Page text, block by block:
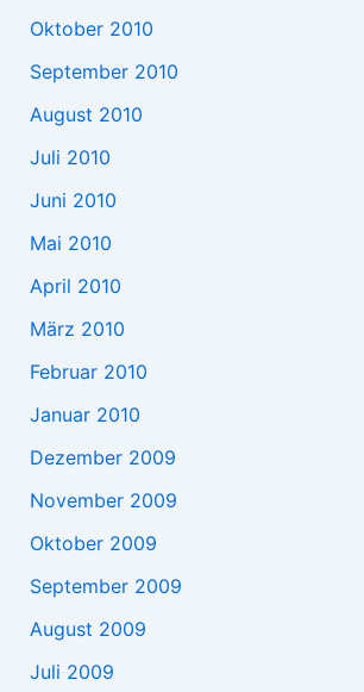
Oktober 2010
September 2010
August 2010
Juli 2010
Juni 2010
Mai 2010
April 2010
März 2010
Februar 2010
Januar 2010
Dezember 2009
November 2009
Oktober 2009
September 2009
August 2009
Juli 2009